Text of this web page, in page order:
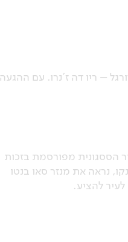
– ריו דה ז'נרו. עם ההגעה
הססגונית מפורסמת בזכות
נראה את מנזר סאו בנטו
להציע.